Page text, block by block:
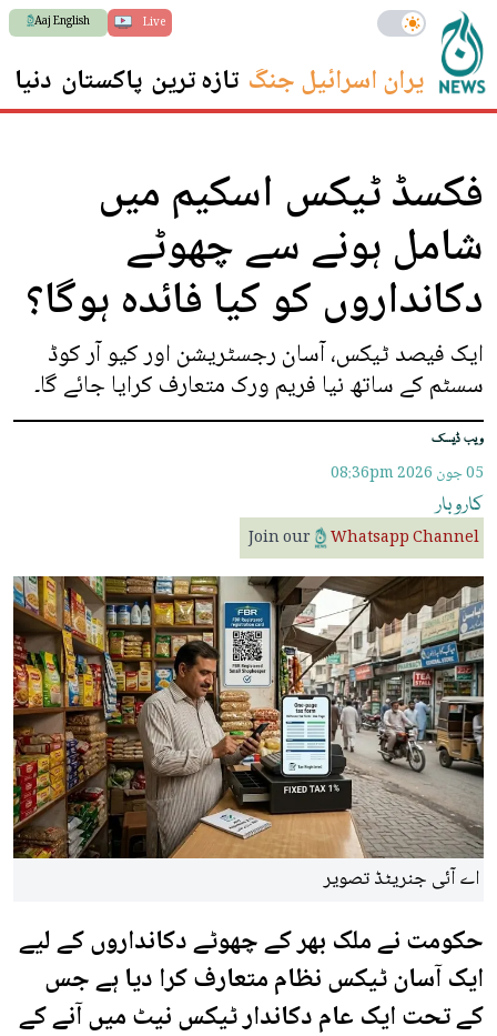
Live
Aaj English
ایران اسرائیل جنگ تازہ ترین پاکستان دنیا
فکسڈ ٹیکس اسکیم میں
شامل ہونے سے چھوٹے
دکانداروں کو کیا فائدہ ہوگا؟
ایک فیصد ٹیکس، آسان رجسٹریشن اور کیو آر کوڈ
سسٹم کے ساتھ نیا فریم ورک متعارف کرایا جائے گا۔
ویب ڈیسک
05 جون 2026 08:36pm
کاروبار
Join our Whatsapp Channel
اے آئی جنریٹڈ تصویر
حکومت نے ملک بھر کے چھوٹے دکانداروں کے لیے
ایک آسان ٹیکس نظام متعارف کرا دیا ہے جس
کے تحت ایک عام دکاندار ٹیکس نیٹ میں آنے کے